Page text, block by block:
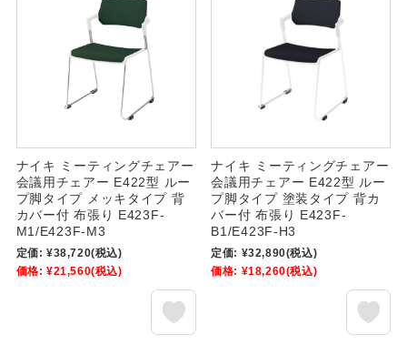
ナイキ ミーティングチェアー
会議用チェアー E422型 ルー
プ脚タイプ メッキタイプ 背
カバー付 布張り E423F-
M1/E423F-M3
定価: ¥38,720(税込)
価格: ¥21,560(税込)
ナイキ ミーティングチェアー
会議用チェアー E422型 ルー
プ脚タイプ 塗装タイプ 背カ
バー付 布張り E423F-
B1/E423F-H3
定価: ¥32,890(税込)
価格: ¥18,260(税込)